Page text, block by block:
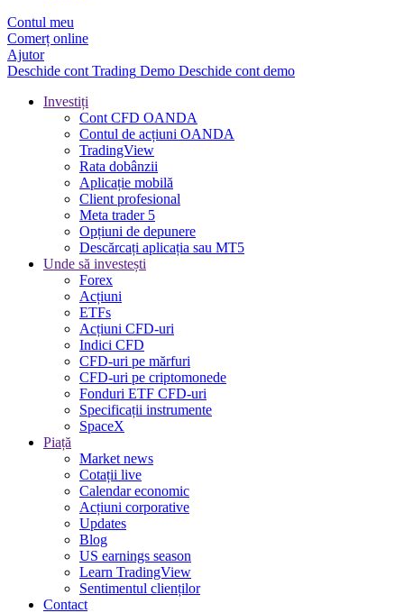
Contul meu
Comerț online
Ajutor
Deschide cont Trading Demo Deschide cont demo
Investiți
Cont CFD OANDA
Contul de acțiuni OANDA
TradingView
Rata dobânzii
Aplicație mobilă
Client profesional
Meta trader 5
Opțiuni de depunere
Descărcați aplicația sau MT5
Unde să investești
Forex
Acțiuni
ETFs
Acțiuni CFD-uri
Indici CFD
CFD-uri pe mărfuri
CFD-uri pe criptomonede
Fonduri ETF CFD-uri
Specificații instrumente
SpaceX
Piață
Market news
Cotații live
Calendar economic
Acțiuni corporative
Updates
Blog
US earnings season
Learn TradingView
Sentimentul clienților
Contact